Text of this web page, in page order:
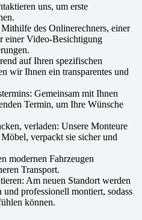
uns, um erste
des Onlinerechners, einer
einer Video-Besichtigung
auf Ihren spezifischen
wir Ihnen ein transparentes und
Gemeinsam mit Ihnen
Termin, um Ihre Wünsche
verladen: Unsere Monteure
verpackt sie sicher und
modernen Fahrzeugen
Transport.
Am neuen Standort werden
professionell montiert, sodass
können.